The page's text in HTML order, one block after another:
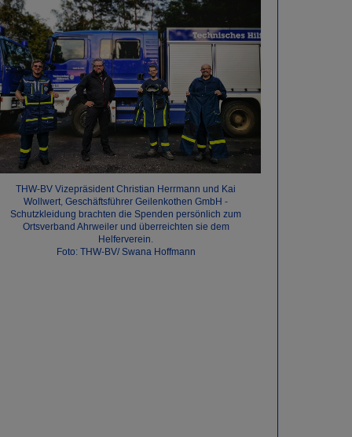
THW-BV Vizepräsident Christian Herrmann und Kai
Wollwert, Geschäftsführer Geilenkothen GmbH -
Schutzkleidung brachten die Spenden persönlich zum
Ortsverband Ahrweiler und überreichten sie dem
Helferverein.
Foto: THW-BV/ Swana Hoffmann